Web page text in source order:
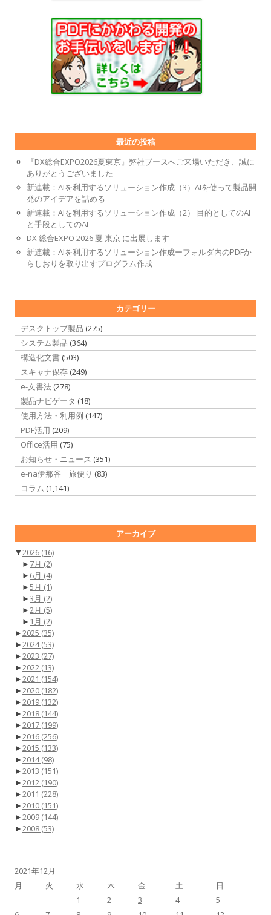
最近の投稿
『DX総合EXPO2026夏東京』弊社ブースへご来場いただき、誠に
ありがとうございました
新連載：AIを利用するソリューション作成（3）AIを使って製品開
発のアイデアを詰める
新連載：AIを利用するソリューション作成（2） 目的としてのAI
と手段としてのAI
DX 総合EXPO 2026 夏 東京 に出展します
新連載：AIを利用するソリューション作成ーフォルダ内のPDFか
らしおりを取り出すプログラム作成
カテゴリー
デスクトップ製品 (275)
システム製品 (364)
構造化文書 (503)
スキャナ保存 (249)
e-文書法 (278)
製品ナビゲータ (18)
使用方法・利用例 (147)
PDF活用 (209)
Office活用 (75)
お知らせ・ニュース (351)
e-na伊那谷 旅便り (83)
コラム (1,141)
アーカイブ
▼2026 (16)
► 7月 (2)
► 6月 (4)
►5月 (1)
►3月 (2)
►2月 (5)
► 1月 (2)
►2025 (35)
►2024(53)
►2023 (27)
►2022 (13)
►2021 (154)
►2020 (182)
►2019 (132)
►2018 (144)
►2017 (199)
►2016 (256)
►2015 (133)
►2014(98)
►2013 (151)
►2012 (190)
►2011 (228)
►2010 (151)
►2009 (144)
►2008 (53)
2021年12月
月
火 水 木 金 土
日
1
2 3 4
5